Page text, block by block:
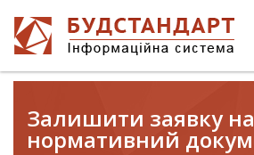
Залишити заявку на
нормативний